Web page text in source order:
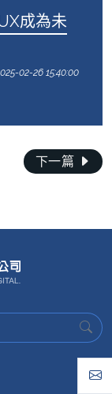
成為未
02-26 15:40:00
下一篇